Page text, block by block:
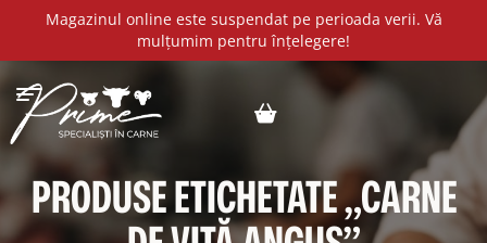
Magazinul online este suspendat pe perioada verii. Vă
mulțumim pentru înțelegere!
PRODUSE ETICHETATE „CARNE